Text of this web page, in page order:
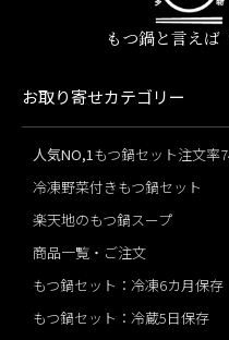
もつ鍋と言えば
お取り寄せカテゴリー
人気NO,1もつ鍋セット注文率
冷凍野菜付きもつ鍋セット
楽天地のもつ鍋スープ
商品一覧・ご注文
もつ鍋セット：冷凍6カ月保存
もつ鍋セット：冷蔵5日保存